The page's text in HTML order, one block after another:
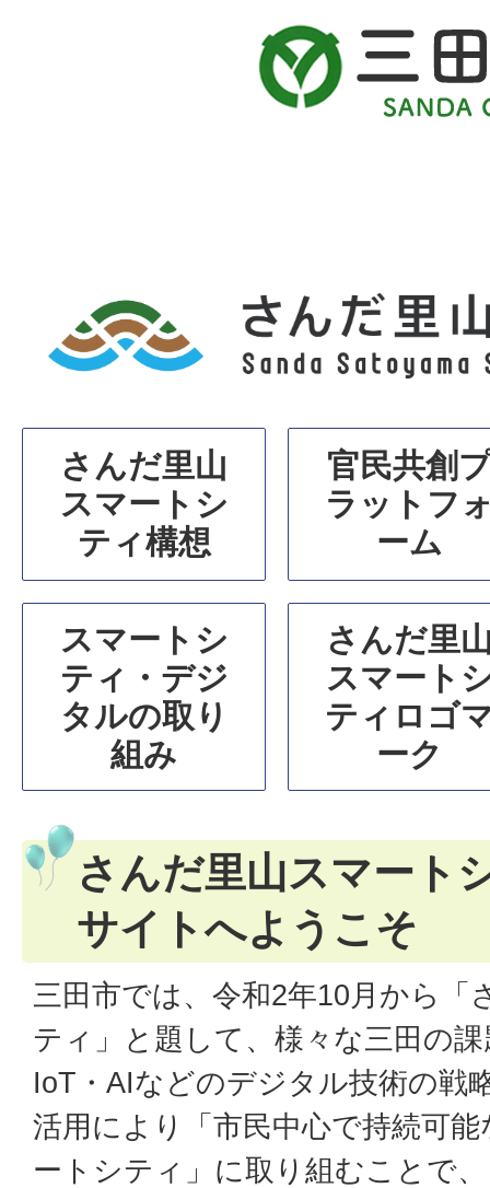
だ
里
山
ス
マ
ー
ト
シ
テ
ィ
さんだ里山
スマートシ
ティ構想
官民共創
ラットフ
ーム
スマートシ
ティ・デジ
タルの取り
組み
さんだ里
スマート
ティロゴ
ーク
さんだ里山スマート
サイトへようこそ
三田市では、令和2年10月から「
ティ」と題して、様々な三田の
IoT・AIなどのデジタル技術の戦
活用により「市民中心で持続可
ートシティ」に取り組むことで